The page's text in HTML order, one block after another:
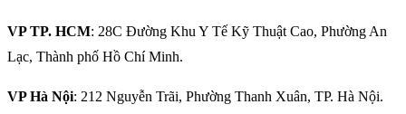
VP TP. HCM: 28C Đường Khu Y Tế Kỹ Thuật Cao, Phường An
Lạc, Thành phố Hồ Chí Minh.
VP Hà Nội: 212 Nguyễn Trãi, Phường Thanh Xuân, TP. Hà Nội.